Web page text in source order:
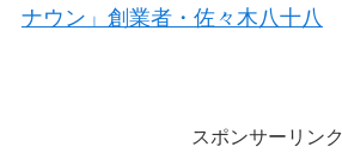
ナウン」創業者・佐々木八十八
スポンサーリンク